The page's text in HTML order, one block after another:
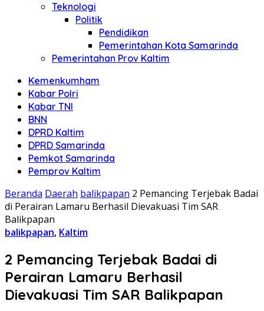
Teknologi
Politik
Pendidikan
Pemerintahan Kota Samarinda
Pemerintahan Prov Kaltim
Kemenkumham
Kabar Polri
Kabar TNI
BNN
DPRD Kaltim
DPRD Samarinda
Pemkot Samarinda
Pemprov Kaltim
Beranda Daerah balikpapan 2 Pemancing Terjebak Badai
di Perairan Lamaru Berhasil Dievakuasi Tim SAR
Balikpapan
balikpapan, Kaltim
2 Pemancing Terjebak Badai di
Perairan Lamaru Berhasil
Dievakuasi Tim SAR Balikpapan